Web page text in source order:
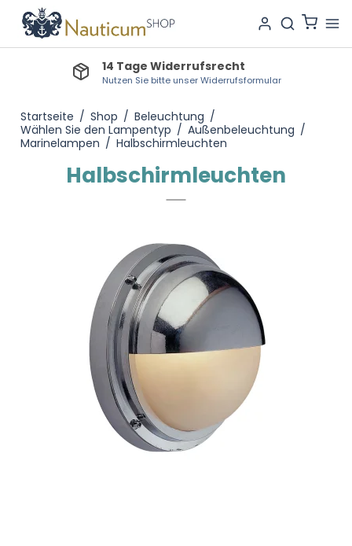
14 Tage Widerrufsrecht
Nutzen Sie bitte unser Widerrufsformular
Startseite / Shop / Beleuchtung /
Wählen Sie den Lampentyp / Außenbeleuchtung /
Marinelampen / Halbschirmleuchten
Halbschirmleuchten